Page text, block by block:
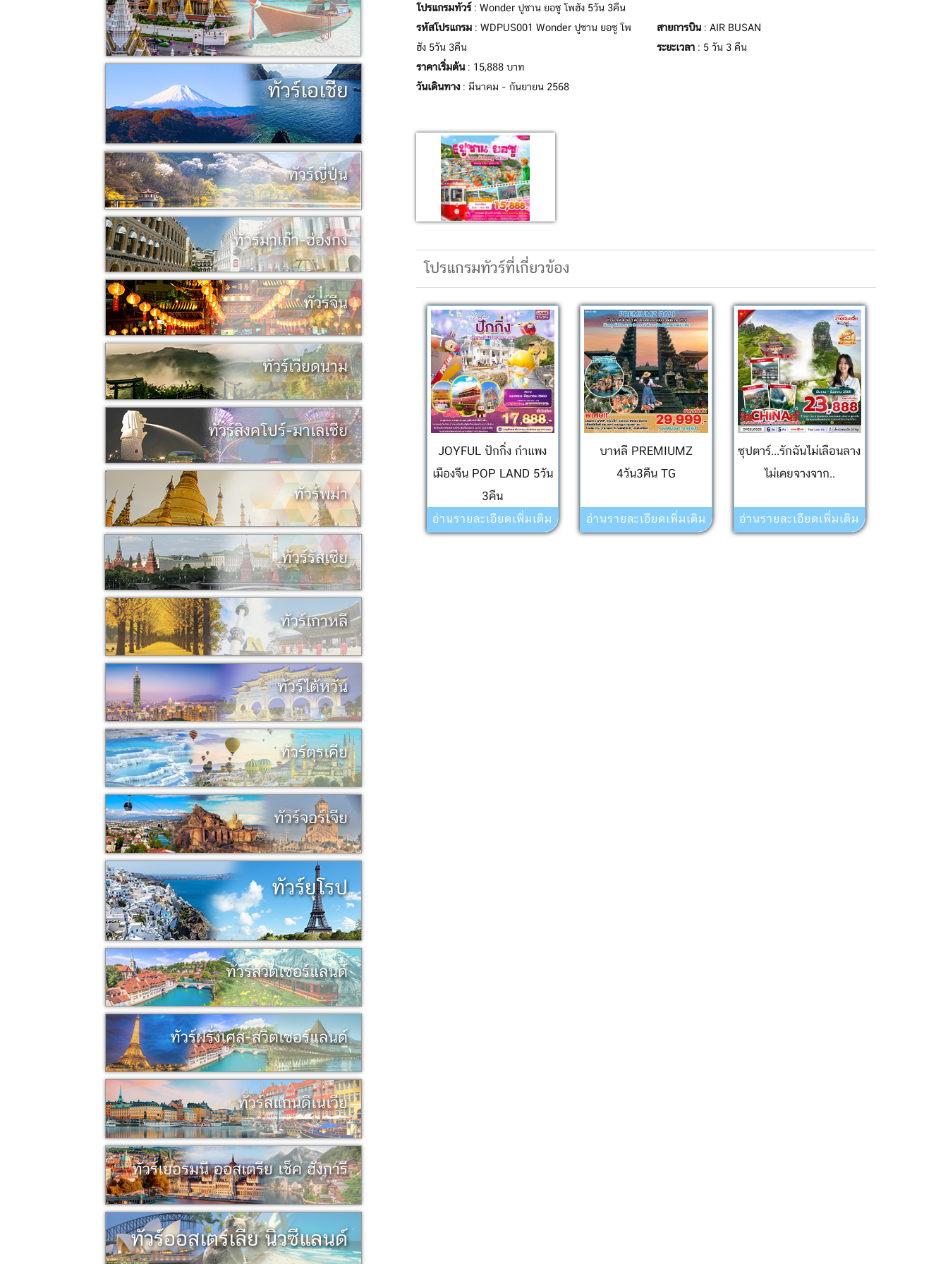
ทัวร์เอเชีย
ทัวร์ญี่ปุ่น
ทัวร์มาเก๊า-ฮ่องกง
ทัวร์จีน
ทัวร์เวียดนาม
ทัวร์สิงคโปร์-มาเลเซีย
ทัวร์พม่า
ทัวร์รัสเซีย
ทัวร์เกาหลี
ทัวร์ไต้หวัน
ทัวร์ตุรเคีย
ทัวร์จอร์เจีย
ทัวร์ยุโรป
ทัวร์สวิตเซอร์แลนด์
ทัวร์ฝรั่งเศส-สวิตเซอร์แลนด์
ทัวร์สแกนดิเนเวีย
ทัวร์เยอรมนี ออสเตรีย เช็ค ฮังการี
ทัวร์ออสเตรเลีย นิวซีแลนด์
โปรแกรมทัวร์: Wonder ปูซาน ยอซู โพฮัง 5วัน 3คืน
รหัสโปรแกรม: WDPUS001 Wonder ปูซาน ยอซู โพ
ฮัง 5วัน 3คืน
สายการบิน: AIR BUSAN
ระยะเวลา: 5 วัน 3 คืน
ราคาเริ่มต้น: 15,888 บาท
วันเดินทาง: มีนาคม - กันยายน 2568
โปรแกรมทัวร์ที่เกี่ยวข้อง
JOYFUL ปักกิ่ง กำแพง
เมืองจีน POP LAND 5วัน
3คืน
อ่านรายละเอียดเพิ่มเติม
บาหลี PREMIUMZ
4วัน3คืน TG
อ่านรายละเอียดเพิ่มเติม
ซุปตาร์...รักฉันไม่เลือนลาง
ไม่เคยจางจาก..
อ่านรายละเอียดเพิ่มเติม